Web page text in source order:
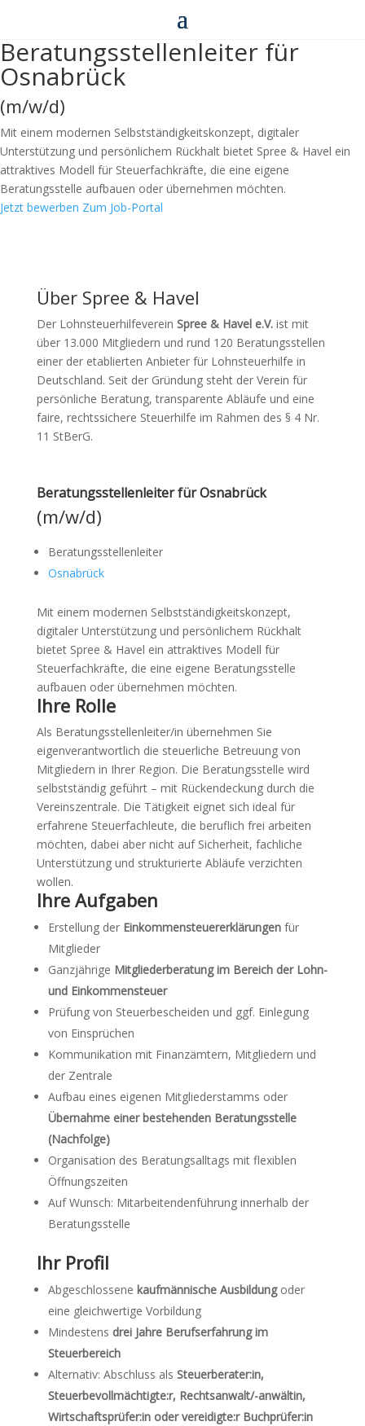
Beratungsstellenleiter für
Osnabrück
(m/w/d)
Mit einem modernen Selbstständigkeitskonzept, digitaler
Unterstützung und persönlichem Rückhalt bietet Spree & Havel ein
attraktives Modell für Steuerfachkräfte, die eine eigene
Beratungsstelle aufbauen oder übernehmen möchten.
Jetzt bewerben Zum Job-Portal
Über Spree & Havel
Der Lohnsteuerhilfeverein Spree & Havel e.V.ist mit
über 13.000 Mitgliedern und rund 120 Beratungsstellen
einer der etablierten Anbieter für Lohnsteuerhilfe in
Deutschland. Seit der Gründung steht der Verein für
persönliche Beratung, transparente Abläufe und eine
faire, rechtssichere Steuerhilfe im Rahmen des § 4 Nr.
11 StBerG.
Beratungsstellenleiter für Osnabrück
(m/w/d)
Beratungsstellenleiter
Osnabrück
Mit einem modernen Selbstständigkeitskonzept,
digitaler Unterstützung und persönlichem Rückhalt
bietet Spree & Havel ein attraktives Modell für
Steuerfachkräfte, die eine eigene Beratungsstelle
aufbauen oder übernehmen möchten.
Ihre Rolle
Als Beratungsstellenleiter/in übernehmen Sie
eigenverantwortlich die steuerliche Betreuung von
Mitgliedern in Ihrer Region. Die Beratungsstelle wird
selbstständig geführt – mit Rückendeckung durch die
Vereinszentrale. Die Tätigkeit eignet sich ideal für
erfahrene Steuerfachleute, die beruflich frei arbeiten
möchten, dabei aber nicht auf Sicherheit, fachliche
Unterstützung und strukturierte Abläufe verzichten
wollen.
Ihre Aufgaben
Erstellung der Einkommensteuererklärungenfür
Mitglieder
Ganzjährige Mitgliederberatung im Bereich der Lohn-
und Einkommensteuer
Prüfung von Steuerbescheiden und ggf. Einlegung
von Einsprüchen
Kommunikation mit Finanzämtern, Mitgliedern und
der Zentrale
Aufbau eines eigenen Mitgliederstamms oder
Übernahme einer bestehenden Beratungsstelle
(Nachfolge)
Organisation des Beratungsalltags mit flexiblen
Öffnungszeiten
Auf Wunsch: Mitarbeitendenführung innerhalb der
Beratungsstelle
Ihr Profil
Abgeschlossene kaufmännische Ausbildungoder
eine gleichwertige Vorbildung
Mindestens drei Jahre Berufserfahrung im
Steuerbereich
Alternativ: Abschluss als Steuerberater:in,
Steuerbevollmächtigte:r, Rechtsanwalt/-anwältin,
Wirtschaftsprüfer:in oder vereidigte:r Buchprüfer:in